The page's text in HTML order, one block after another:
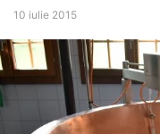
10 iulie 2015